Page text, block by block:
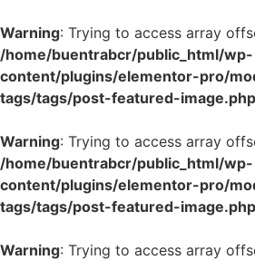
Warning: Trying to access array
/home/buentrabcr/public_html/wp-
content/plugins/elementor-pro/
tags/tags/post-featured-image.php
Warning: Trying to access array
/home/buentrabcr/public_html/wp-
content/plugins/elementor-pro/
tags/tags/post-featured-image.php
Warning: Trying to access array